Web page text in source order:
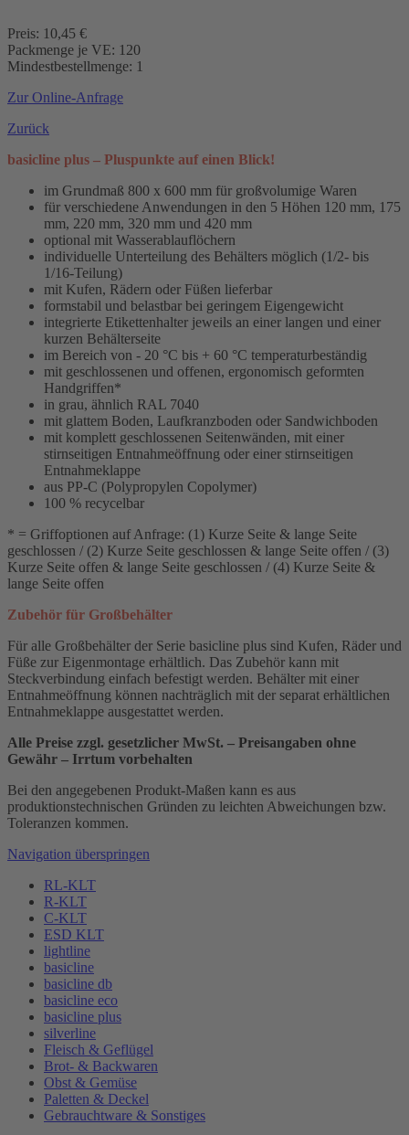
Preis: 10,45 €
Packmenge je VE: 120
Mindestbestellmenge: 1
Zur Online-Anfrage
Zurück
basicline plus – Pluspunkte auf einen Blick!
im Grundmaß 800 x 600 mm für großvolumige Waren
für verschiedene Anwendungen in den 5 Höhen 120 mm, 175
mm, 220 mm, 320 mm und 420 mm
optional mit Wasserablauflöchern
individuelle Unterteilung des Behälters möglich (1/2- bis
1/16-Teilung)
mit Kufen, Rädern oder Füßen lieferbar
formstabil und belastbar bei geringem Eigengewicht
integrierte Etikettenhalter jeweils an einer langen und einer
kurzen Behälterseite
im Bereich von - 20 °C bis + 60 °C temperaturbeständig
mit geschlossenen und offenen, ergonomisch geformten
Handgriffen*
in grau, ähnlich RAL 7040
mit glattem Boden, Laufkranzboden oder Sandwichboden
mit komplett geschlossenen Seitenwänden, mit einer
stirnseitigen Entnahmeöffnung oder einer stirnseitigen
Entnahmeklappe
aus PP-C (Polypropylen Copolymer)
100 % recycelbar
* = Griffoptionen auf Anfrage: (1) Kurze Seite & lange Seite
geschlossen / (2) Kurze Seite geschlossen & lange Seite offen / (3)
Kurze Seite offen & lange Seite geschlossen / (4) Kurze Seite &
lange Seite offen
Zubehör für Großbehälter
Für alle Großbehälter der Serie basicline plus sind Kufen, Räder und
Füße zur Eigenmontage erhältlich. Das Zubehör kann mit
Steckverbindung einfach befestigt werden. Behälter mit einer
Entnahmeöffnung können nachträglich mit der separat erhältlichen
Entnahmeklappe ausgestattet werden.
Alle Preise zzgl. gesetzlicher MwSt. – Preisangaben ohne
Gewähr – Irrtum vorbehalten
Bei den angegebenen Produkt-Maßen kann es aus
produktionstechnischen Gründen zu leichten Abweichungen bzw.
Toleranzen kommen.
Navigation überspringen
RL-KLT
R-KLT
C-KLT
ESD KLT
lightline
basicline
basicline db
basicline eco
basicline plus
silverline
Fleisch & Geflügel
Brot- & Backwaren
Obst & Gemüse
Paletten & Deckel
Gebrauchtware & Sonstiges